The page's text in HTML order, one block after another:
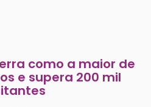
como a maior de
e supera 200 mil